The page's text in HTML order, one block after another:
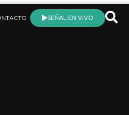
SEÑAL EN VIVO